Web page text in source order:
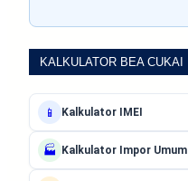
KALKULATOR BEA CUKAI
📱 Kalkulator IMEI
🏭 Kalkulator Impor Umum